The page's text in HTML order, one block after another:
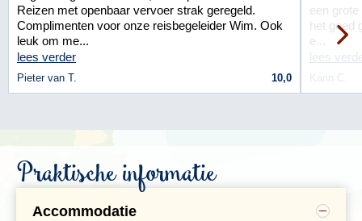
Meer dan 1.000 jaar was Kyoto de woonplaats van de
keizer en dus de hoofdstad van Japan. De stad herbergt
nog steeds ruim 2.000 tempels waarvan de
opmerkelijkste in het gebied rond het station staan, zoals
de grote houten Higashi-Honganji en de Toji-tempel uit
796. De
(Gouden Paviljoen) is ook een goed
en tempels, nog tal van onontdekte schilderachtige
vind je kleine winkeltjes waar traditionele ambachtelijke
producten worden verkocht.
Reizen met openbaar vervoer strak geregeld.
Complimenten voor onze reisbegeleider Wim. Ook
leuk om me...
lees verder
Pieter van T. 10,0
een
het goed
e...
lees
Karin C.
Praktische informatie
Accommodatie